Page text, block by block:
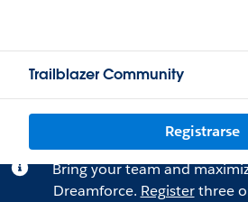
Trailblazer Community
Registrarse
Bring your team and
Dreamforce. Registerthree